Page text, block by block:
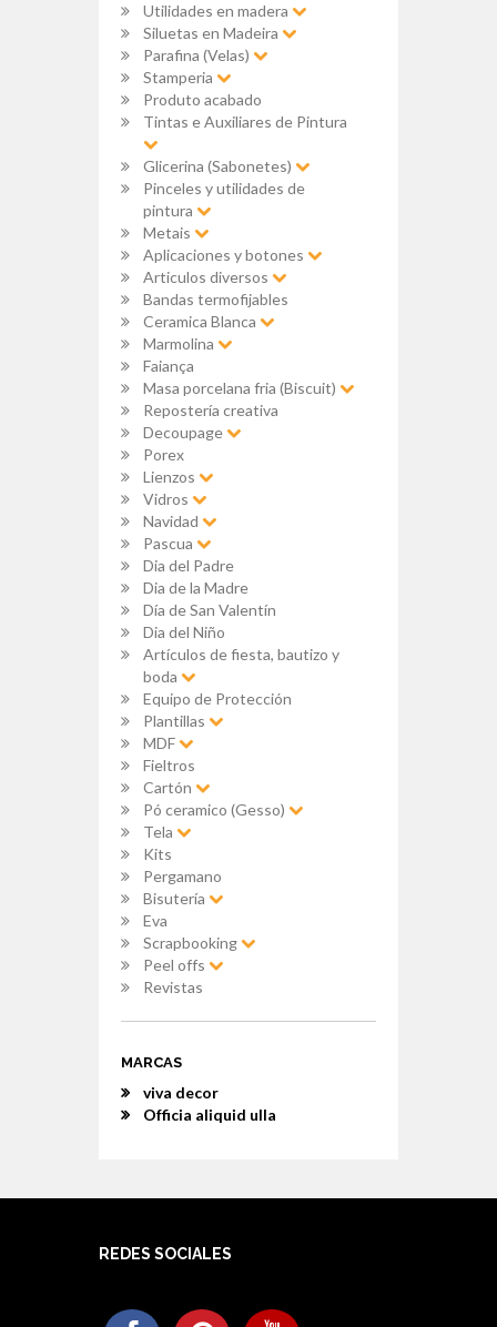
Utilidades en madera
Siluetas en Madeira
Parafina (Velas)
Stamperia
Produto acabado
Tintas e Auxiliares de Pintura
Glicerina (Sabonetes)
Pinceles y utilidades de
pintura
Metais
Aplicaciones y botones
Articulos diversos
Bandas termofijables
Ceramica Blanca
Marmolina
Faiança
Masa porcelana fria (Biscuit)
Repostería creativa
Decoupage
Porex
Lienzos
Vidros
Navidad
Pascua
Dia del Padre
Dia de la Madre
Día de San Valentín
Dia del Niño
Artículos de fiesta, bautizo y
boda
Equipo de Protección
Plantillas
MDF
Fieltros
Cartón
Pó ceramico (Gesso)
Tela
Kits
Pergamano
Bisutería
Eva
Scrapbooking
Peel offs
Revistas
MARCAS
viva decor
Officia aliquid ulla
REDES SOCIALES